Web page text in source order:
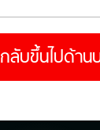
กลับขึ้นไปด้าน